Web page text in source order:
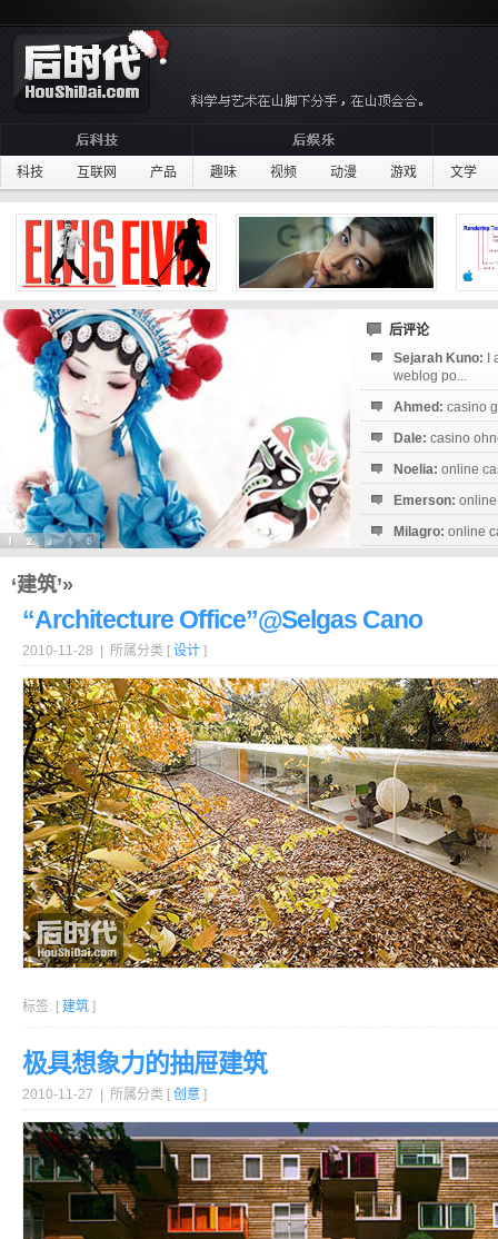
科技 互联网 产品 趣味 视频 动漫 游戏 文学
后评论
Sejarah Kuno:
weblog po...
Ahmed: casino
Dale: casino
Noelia: online
Emerson:
Milagro: online
‘建筑’»
“Architecture Office”@Selgas Cano
2010-11-28 | 所属分类 [ 设计 ]
标签: [ 建筑 ]
极具想象力的抽屉建筑
2010-11-27 | 所属分类 [ 创意 ]